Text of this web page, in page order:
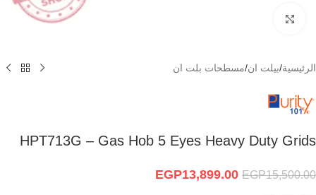
الرئيسية/بيلت ان/مسطحات بلت ان
HPT713G – Gas Hob 5 Eyes Heavy Duty Grids
EGP15,500.00
EGP13,899.00